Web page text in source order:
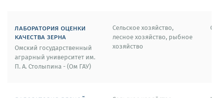
лаборатория оценки
качества зерна
Омский государственный
аграрный университет им.
П. А. Столыпина - (Ом ГАУ)
Сельское хозяйство,
лесное хозяйство, рыбное
хозяйство